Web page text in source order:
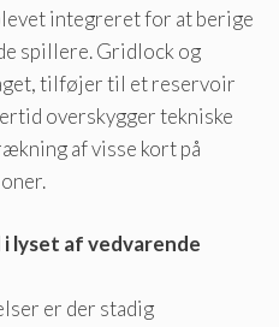
integreret for at berige
spillere. Gridlock og
tilføjer til et reservoir
overskygger tekniske
af visse kort på
lyset af vedvarende
er der stadig